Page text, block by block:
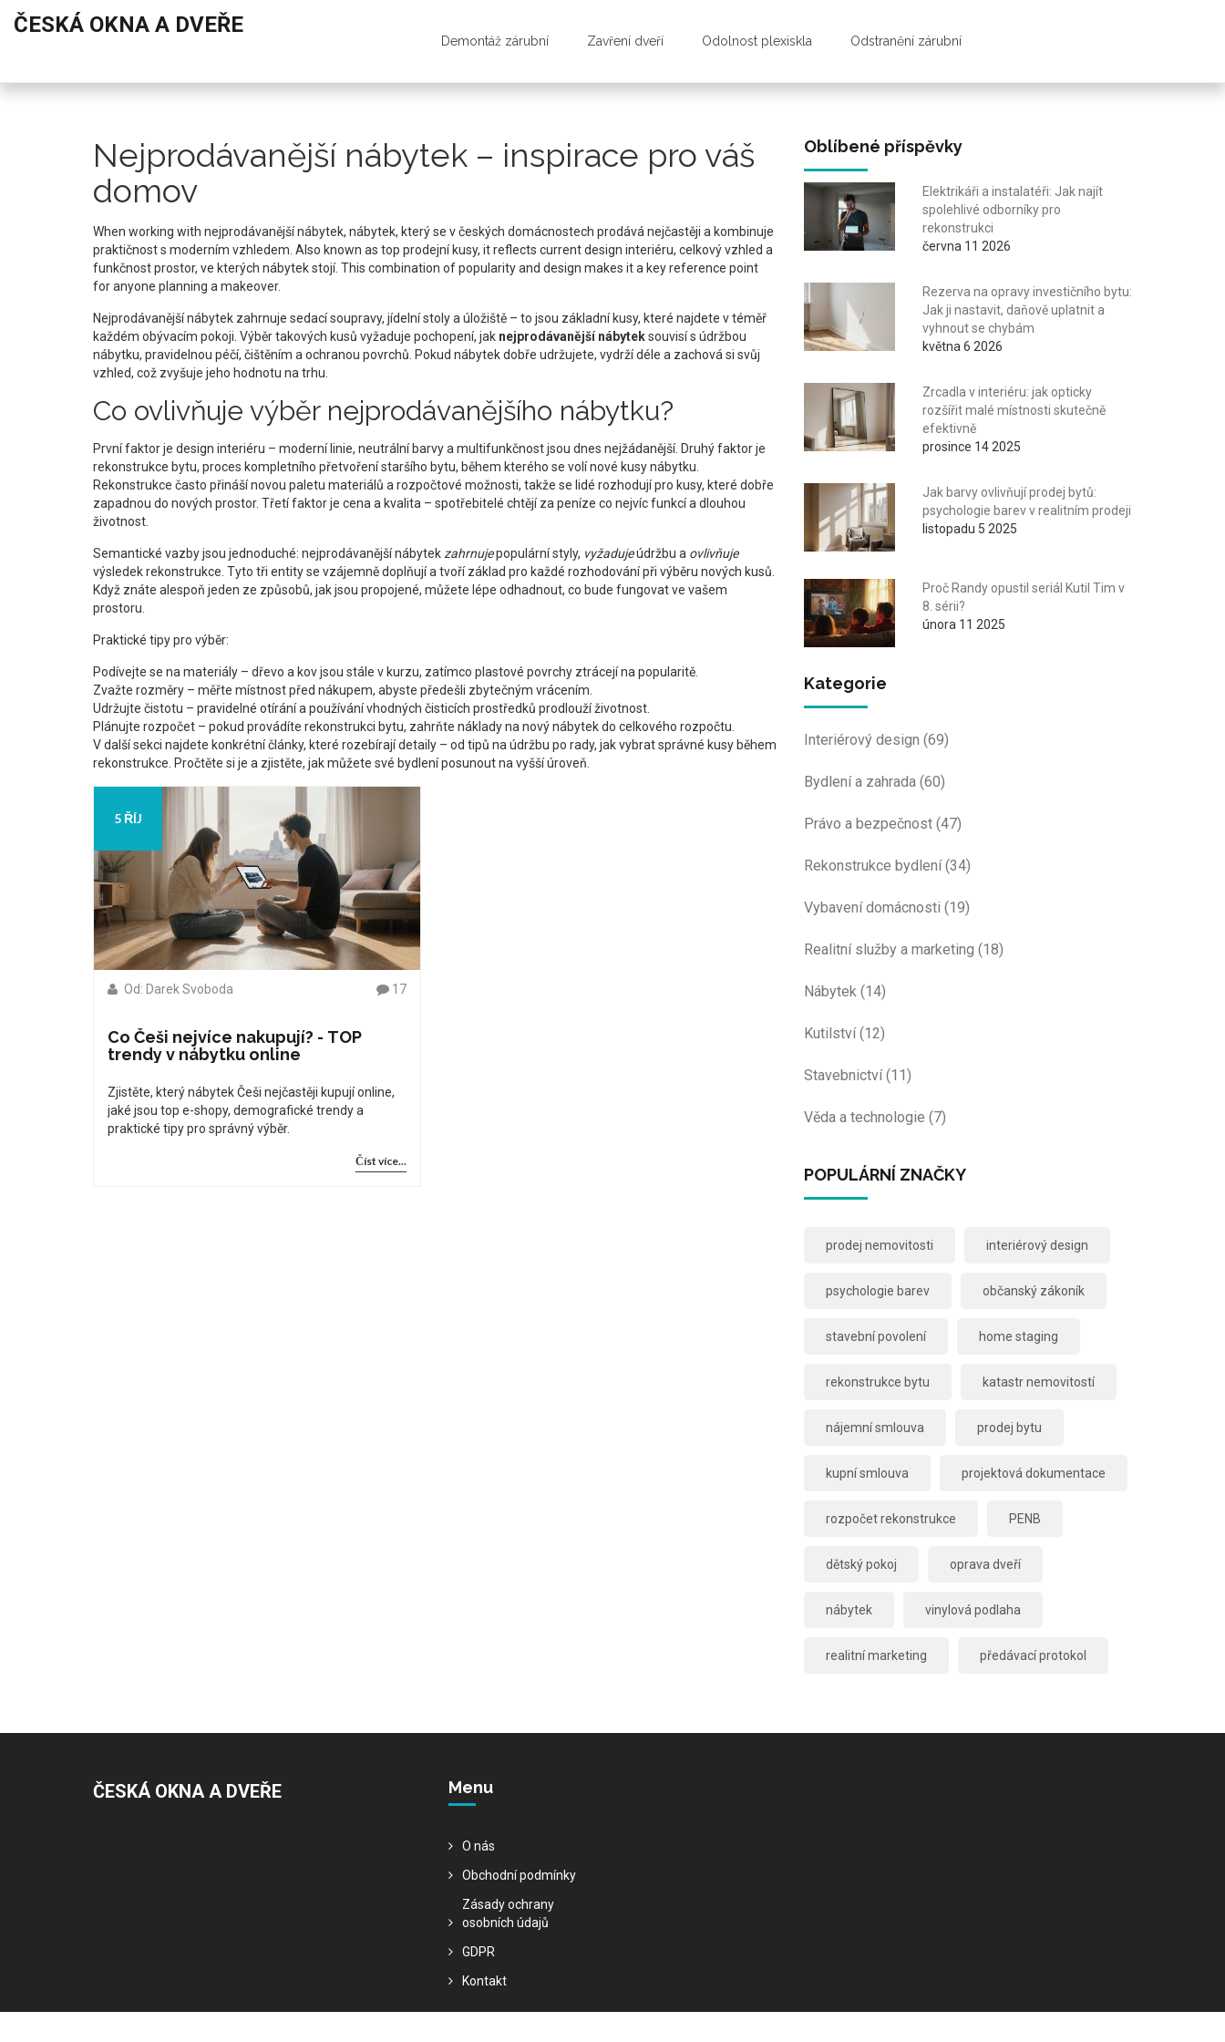
ČESKÁ OKNA A DVEŘE
Demontáž zárubní Zavření dveří Odolnost plexiskla Odstranění zárubní
Nejprodávanější nábytek – inspirace pro váš
domov
When working with nejprodávanější nábytek, nábytek, který se v českých domácnostech prodává nejčastěji a kombinuje
praktičnost s moderním vzhledem . Also known as top prodejní kusy, it reflects currentdesign interiéru, celkový vzhled a
funkčnost prostor, ve kterých nábytek stojí. This combination of popularity and design makes it a key reference point
for anyone planning a makeover.
Nejprodávanější nábytek zahrnuje sedací soupravy, jídelní stoly a úložiště – to jsou základní kusy, které najdete v téměř
každém obývacím pokoji. Výběr takových kusů vyžaduje pochopení, jak nejprodávanější nábyteksouvisí s údržbou
nábytku, pravidelnou péčí, čištěním a ochranou povrchů . Pokud nábytek dobře udržujete, vydrží déle a zachová si svůj
vzhled, což zvyšuje jeho hodnotu na trhu.
Co ovlivňuje výběr nejprodávanějšího nábytku?
První faktor je design interiéru – moderní linie, neutrální barvy a multifunkčnost jsou dnes nejžádanější. Druhý faktor je
rekonstrukce bytu, proces kompletního přetvoření staršího bytu, během kterého se volí nové kusy nábytku
Rekonstrukce často přináší novou paletu materiálů a rozpočtové možnosti, takže se lidé rozhodují pro kusy, které dobře
zapadnou do nových prostor. Třetí faktor je cena a kvalita – spotřebitelé chtějí za peníze co nejvíc funkcí a dlouhou
životnost.
Semantické vazby jsou jednoduché: nejprodávanější nábytek zahrnujepopulární styly, vyžadujeúdržbu a ovlivňuje
výsledek rekonstrukce. Tyto tři entity se vzájemně doplňují a tvoří základ pro každé rozhodování při výběru nových kusů.
Když znáte alespoň jeden ze způsobů, jak jsou propojené, můžete lépe odhadnout, co bude fungovat ve vašem
prostoru.
Praktické tipy pro výběr:
Podívejte se na materiály – dřevo a kov jsou stále v kurzu, zatímco plastové povrchy ztrácejí na popularitě.
Zvažte rozměry – měřte místnost před nákupem, abyste předešli zbytečným vrácením.
Udržujte čistotu – pravidelné otírání a používání vhodných čisticích prostředků prodlouží životnost.
Plánujte rozpočet – pokud provádíte rekonstrukci bytu, zahrňte náklady na nový nábytek do celkového rozpočtu.
V další sekci najdete konkrétní články, které rozebírají detaily – od tipů na údržbu po rady, jak vybrat správné kusy během
rekonstrukce. Pročtěte si je a zjistěte, jak můžete své bydlení posunout na vyšší úroveň.
5 ŘÍJ
Od: Darek Svoboda 17
Co Češi nejvíce nakupují? - TOP
trendy v nábytku online
Zjistěte, který nábytek Češi nejčastěji kupují online,
jaké jsou top e-shopy, demografické trendy a
praktické tipy pro správný výběr.
Číst více...
Oblíbené příspěvky
Elektrikáři a instalatéři: Jak najít
spolehlivé odborníky pro
rekonstrukci
června 11 2026
Rezerva na opravy investičního bytu:
Jak ji nastavit, daňově uplatnit a
vyhnout se chybám
května 6 2026
Zrcadla v interiéru: jak opticky
rozšířit malé místnosti skutečně
efektivně
prosince 14 2025
Jak barvy ovlivňují prodej bytů:
psychologie barev v realitním prodeji
listopadu 5 2025
Proč Randy opustil seriál Kutil Tim v
8. sérii?
února 11 2025
Kategorie
Interiérový design (69)
Bydlení a zahrada (60)
Právo a bezpečnost (47)
Rekonstrukce bydlení(34)
Vybavení domácnosti (19)
Realitní služby a marketing (18)
Nábytek (14)
Kutilství(12)
Stavebnictví(11)
Věda a technologie (7)
POPULÁRNÍ ZNAČKY
prodej nemovitosti interiérový design
psychologie barev občanský zákoník
stavební povolení home staging
rekonstrukce bytu katastr nemovitostí
nájemní smlouva prodej bytu
kupní smlouva projektová dokumentace
rozpočet rekonstrukce PENB
dětský pokoj oprava dveří
nábytek vinylová podlaha
realitní marketing předávací protokol
ČESKÁ OKNA A DVEŘE Menu
O nás
Obchodní podmínky
Zásady ochrany
osobních údajů
GDPR
Kontakt